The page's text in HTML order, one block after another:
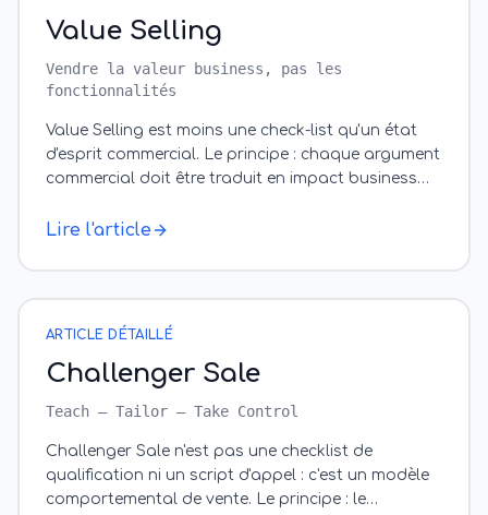
Value Selling
Vendre la valeur business, pas les
fonctionnalités
Value Selling est moins une check-list qu'un état
d'esprit commercial. Le principe : chaque argument
commercial doit être traduit en impact business
Lire l'article
ARTICLE DÉTAILLÉ
Challenger Sale
Teach — Tailor — Take Control
Challenger Sale n'est pas une checklist de
qualification ni un script d'appel : c'est un modèle
comportemental de vente. Le principe : le